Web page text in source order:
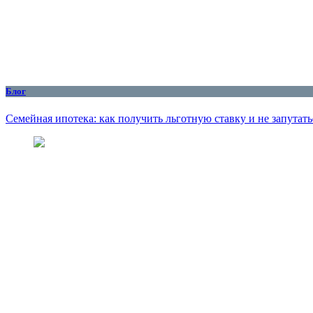
Блог
Семейная ипотека: как получить льготную ставку и не